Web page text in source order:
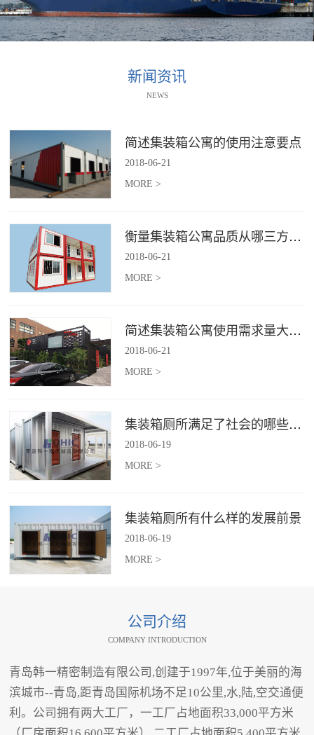
新闻资讯
NEWS
简述集装箱公寓的使用注意要点
2018-06-21
MORE >
衡量集装箱公寓品质从哪三方面入手？
2018-06-21
MORE >
简述集装箱公寓使用需求量大幅增加的原因
2018-06-21
MORE >
集装箱厕所满足了社会的哪些需求
2018-06-19
MORE >
集装箱厕所有什么样的发展前景
2018-06-19
MORE >
公司介绍
COMPANY INTRODUCTION
青岛韩一精密制造有限公司,创建于1997年,位于美丽的海
滨城市--青岛,距青岛国际机场不足10公里,水,陆,空交通便
利。公司拥有两大工厂，一工厂占地面积33,000平方米